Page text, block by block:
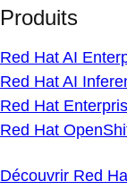
Produits
Red Hat AI
Red Hat AI
Red Hat
Red Hat
Découvrir Red